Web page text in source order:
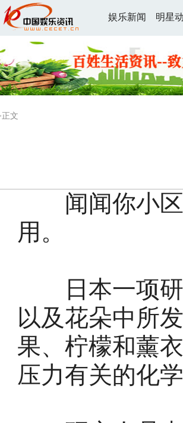
娱乐新闻 明星
文
闻闻你小区
用。
日本一项研
以及花朵中所
果、柠檬和薰
压力有关的化